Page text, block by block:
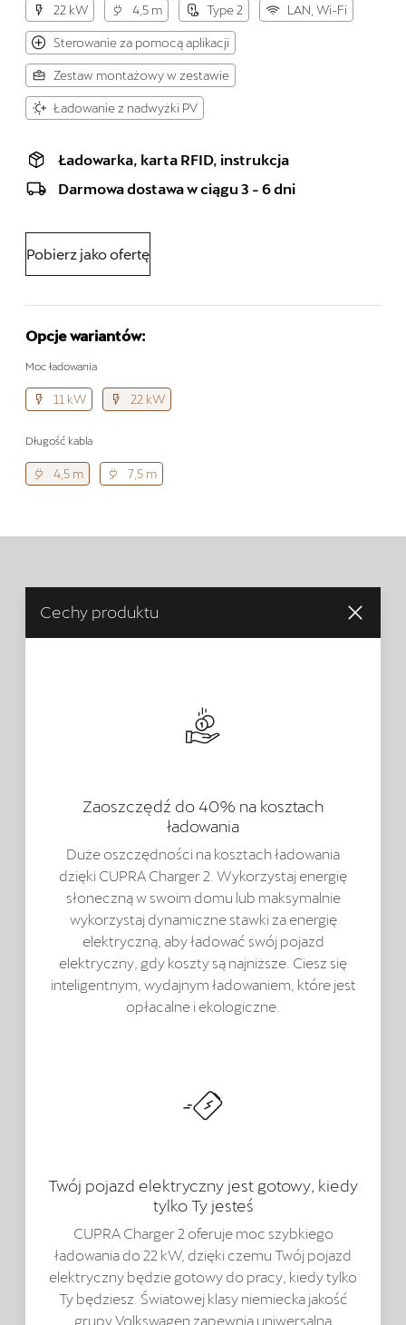
22 kW 4,5 m Type 2 LAN, Wi-Fi
Sterowanie za pomocą aplikacji
Zestaw montażowy w zestawie
Ładowanie z nadwyżki PV
Ładowarka, karta RFID, instrukcja
Darmowa dostawa w ciągu 3 - 6 dni
Pobierz jako ofertę
Opcje wariantów:
Moc ładowania
11 kW 22 kW
Długość kabla
4,5 m 7,5 m
Cechy produktu
Zaoszczędź do 40% na kosztach
ładowania
Duże oszczędności na kosztach ładowania
dzięki CUPRA Charger 2. Wykorzystaj energię
słoneczną w swoim domu lub maksymalnie
wykorzystaj dynamiczne stawki za energię
elektryczną, aby ładować swój pojazd
elektryczny, gdy koszty są najniższe. Ciesz się
inteligentnym, wydajnym ładowaniem, które jest
opłacalne i ekologiczne.
Twój pojazd elektryczny jest gotowy, kiedy
tylko Ty jesteś
CUPRA Charger 2 oferuje moc szybkiego
ładowania do 22 kW, dzięki czemu Twój pojazd
elektryczny będzie gotowy do pracy, kiedy tylko
Ty będziesz. Światowej klasy niemiecka jakość
grupy Volkswagen zapewnia uniwersalną